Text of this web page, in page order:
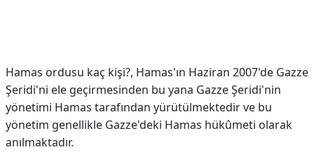
Hamas ordusu kaç kişi?, Hamas'ın Haziran 2007'de Gazze
Şeridi'ni ele geçirmesinden bu yana Gazze Şeridi'nin
yönetimi Hamas tarafından yürütülmektedir ve bu
yönetim genellikle Gazze'deki Hamas hükûmeti olarak
anılmaktadır.